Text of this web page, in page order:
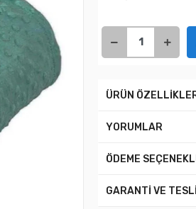
ÜRÜN
YORUMLAR
ÖDEME
GARANTİ VE